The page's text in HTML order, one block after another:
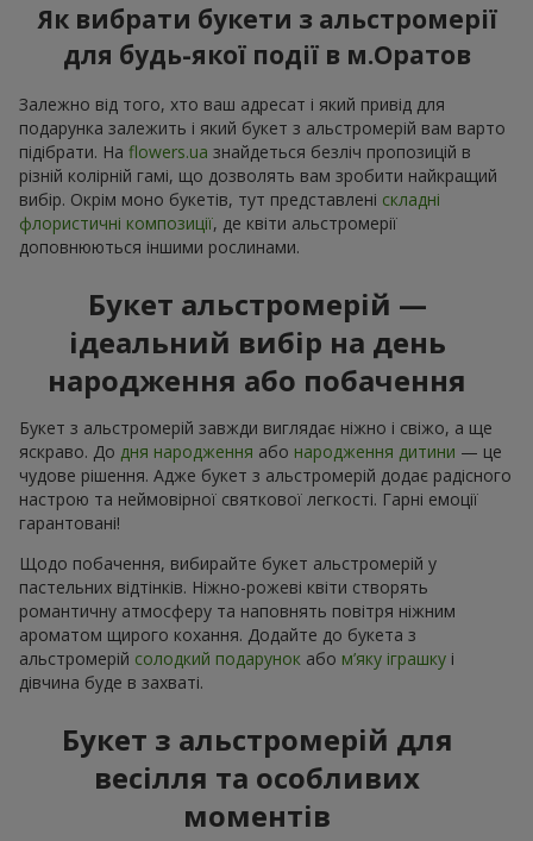
Як вибрати букети з альстромерії
для будь-якої події в м.Оратов
Залежно від того, хто ваш адресат і який привід для
подарунка залежить і який букет з альстромерій вам варто
підібрати. На flowers.ua знайдеться безліч пропозицій в
різній колірній гамі, що дозволять вам зробити найкращий
вибір. Окрім моно букетів, тут представлені складні
флористичні композиції, де квіти альстромерії
доповнюються іншими рослинами.
Букет альстромерій —
ідеальний вибір на день
народження або побачення
Букет з альстромерій завжди виглядає ніжно і свіжо, а ще
яскраво. До дня народження або народження дитини — це
чудове рішення. Адже букет з альстромерій додає радісного
настрою та неймовірної святкової легкості. Гарні емоції
гарантовані!
Щодо побачення, вибирайте букет альстромерій у
пастельних відтінків. Ніжно-рожеві квіти створять
романтичну атмосферу та наповнять повітря ніжним
ароматом щирого кохання. Додайте до букета з
альстромерій солодкий подарунок або м’яку іграшку і
дівчина буде в захваті.
Букет з альстромерій для
весілля та особливих
моментів